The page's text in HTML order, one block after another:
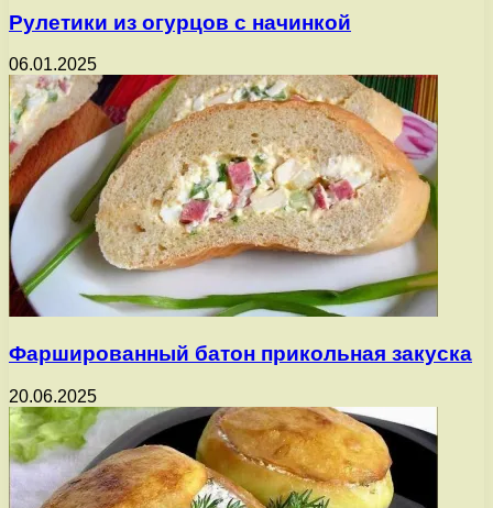
Рулетики из огурцов с начинкой
06.01.2025
Фаршированный батон прикольная закуска
20.06.2025